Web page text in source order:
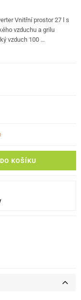
Vnitřní prostor 27 l s
vzduchu a grilu
vzduch 100 …
KOŠÍKU